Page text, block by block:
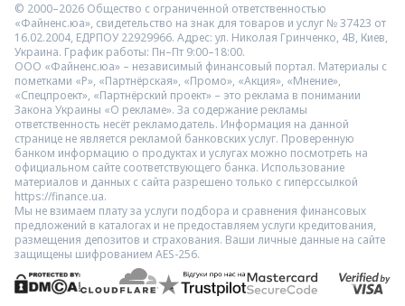
© 2000–2026 Общество с ограниченной ответственностью
«Файненс.юа», свидетельство на знак для товаров и услуг № 37423 от
16.02.2004, ЕДРПОУ 22929966. Адрес: ул. Николая Гринченко, 4В, Киев,
Украина. График работы: Пн–Пт 9:00–18:00.
ООО «Файненс.юа» – независимый финансовый портал. Материалы с
пометками «Р», «Партнёрская», «Промо», «Акция», «Мнение»,
«Спецпроект», «Партнёрский проект» – это реклама в понимании
Закона Украины «О рекламе». За содержание рекламы
ответственность несёт рекламодатель. Информация на данной
странице не является рекламой банковских услуг. Проверенную
банком информацию о продуктах и услугах можно посмотреть на
официальном сайте соответствующего банка. Использование
материалов и данных с сайта разрешено только с гиперссылкой
https://finance.ua.
Мы не взимаем плату за услуги подбора и сравнения финансовых
предложений в каталогах и не предоставляем услуги кредитования,
размещения депозитов и страхования. Ваши личные данные на сайте
защищены шифрованием AES-256.